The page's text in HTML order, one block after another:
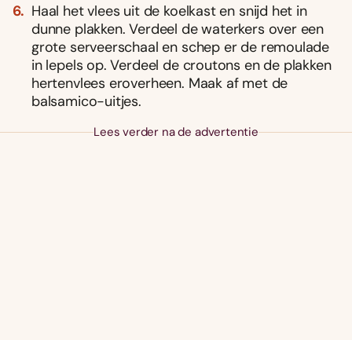
Haal het vlees uit de koelkast en snijd het in
dunne plakken. Verdeel de waterkers over een
grote serveerschaal en schep er de remoulade
in lepels op. Verdeel de croutons en de plakken
hertenvlees eroverheen. Maak af met de
balsamico-uitjes.
Lees verder na de advertentie